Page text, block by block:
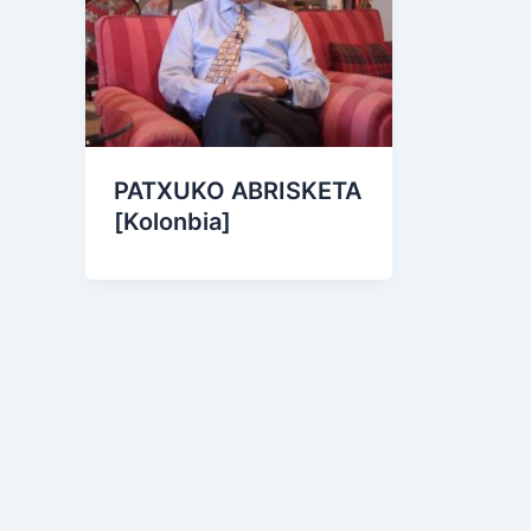
PATXUKO ABRISKETA
[Kolonbia]